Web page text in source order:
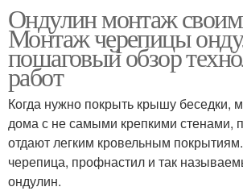
Ондулин монтаж
Монтаж черепицы
пошаговый обзор
работ
Когда нужно покрыть крышу беседки,
дома с не самыми крепкими стенами,
отдают легким кровельным
черепица, профнастил и так
ондулин.